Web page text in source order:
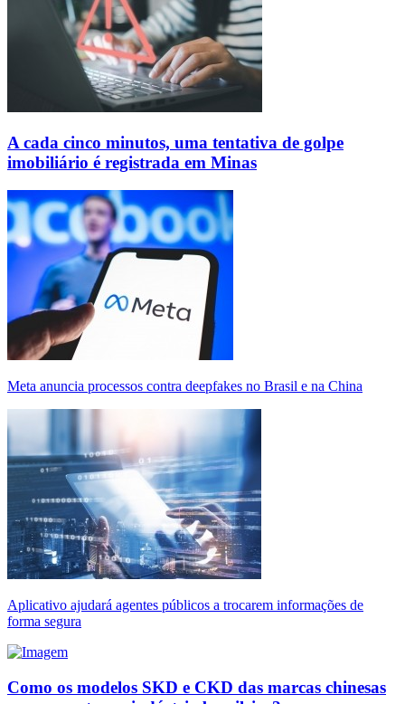
A cada cinco minutos, uma tentativa de golpe
imobiliário é registrada em Minas
Meta anuncia processos contra deepfakes no Brasil e na China
Aplicativo ajudará agentes públicos a trocarem informações de
forma segura
Como os modelos SKD e CKD das marcas chinesas